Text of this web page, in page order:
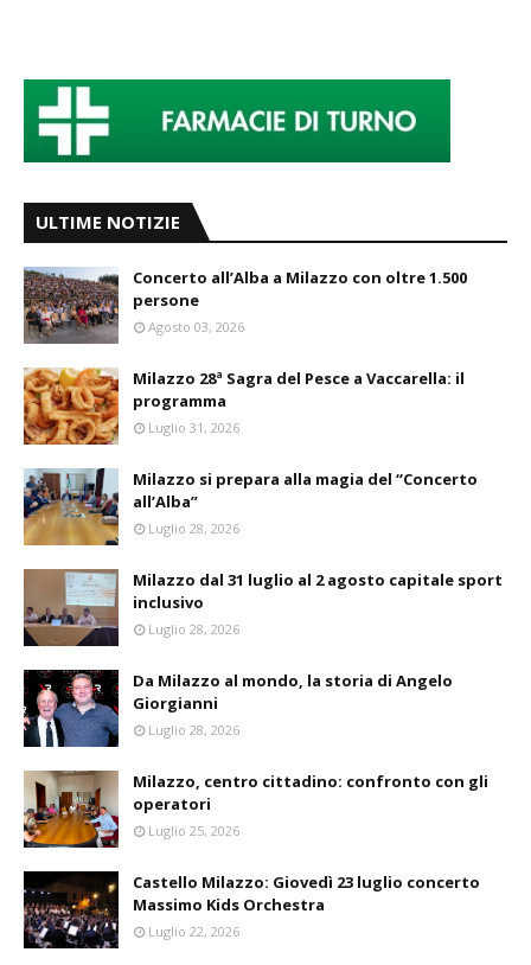
ULTIME NOTIZIE
Concerto all’Alba a Milazzo con oltre 1.500
persone
Agosto 03, 2026
Milazzo 28ª Sagra del Pesce a Vaccarella: il
programma
Luglio 31, 2026
Milazzo si prepara alla magia del “Concerto
all’Alba”
Luglio 28, 2026
Milazzo dal 31 luglio al 2 agosto capitale sport
inclusivo
Luglio 28, 2026
Da Milazzo al mondo, la storia di Angelo
Giorgianni
Luglio 28, 2026
Milazzo, centro cittadino: confronto con gli
operatori
Luglio 25, 2026
Castello Milazzo: Giovedì 23 luglio concerto
Massimo Kids Orchestra
Luglio 22, 2026